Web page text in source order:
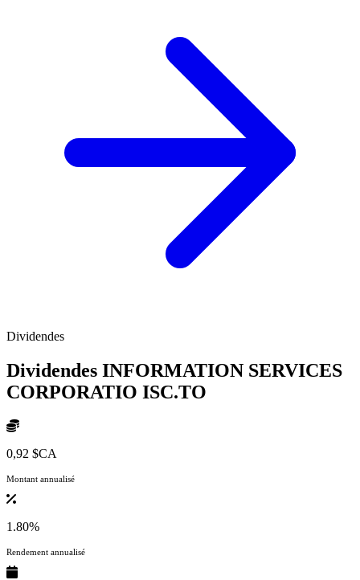
Dividendes
Dividendes INFORMATION SERVICES
CORPORATIO ISC.TO
0,92 $CA
Montant annualisé
1.80%
Rendement annualisé